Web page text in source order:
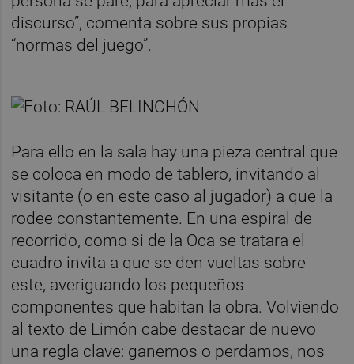
discurso”, comenta sobre sus propias
“normas del juego”.
Para ello en la sala hay una pieza central que
se coloca en modo de tablero, invitando al
visitante (o en este caso al jugador) a que la
rodee constantemente. En una espiral de
recorrido, como si de la Oca se tratara el
cuadro invita a que se den vueltas sobre
este, averiguando los pequeños
componentes que habitan la obra. Volviendo
al texto de Limón cabe destacar de nuevo
una regla clave: ganemos o perdamos, nos